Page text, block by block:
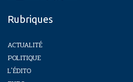
Rubriques
ACTUALITÉ
POLITIQUE
L'ÉDITO